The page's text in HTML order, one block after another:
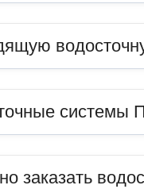
системы
заказать